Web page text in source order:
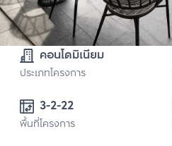
คอนโดมิเนียม
ประเภทโครงการ
พื้นที่โครงการ